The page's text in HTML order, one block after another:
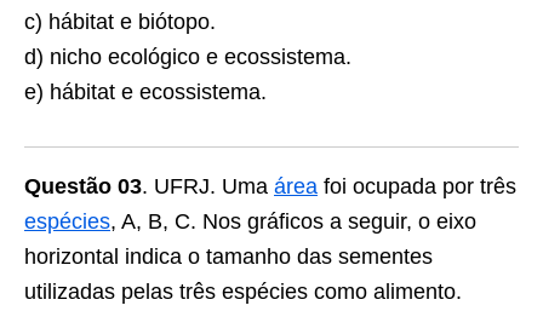
c) hábitat e biótopo.
d) nicho ecológico e ecossistema.
e) hábitat e ecossistema.
Questão 03. UFRJ. Uma área foi ocupada por três
espécies, A, B, C. Nos gráficos a seguir, o eixo
horizontal indica o tamanho das sementes
utilizadas pelas três espécies como alimento.